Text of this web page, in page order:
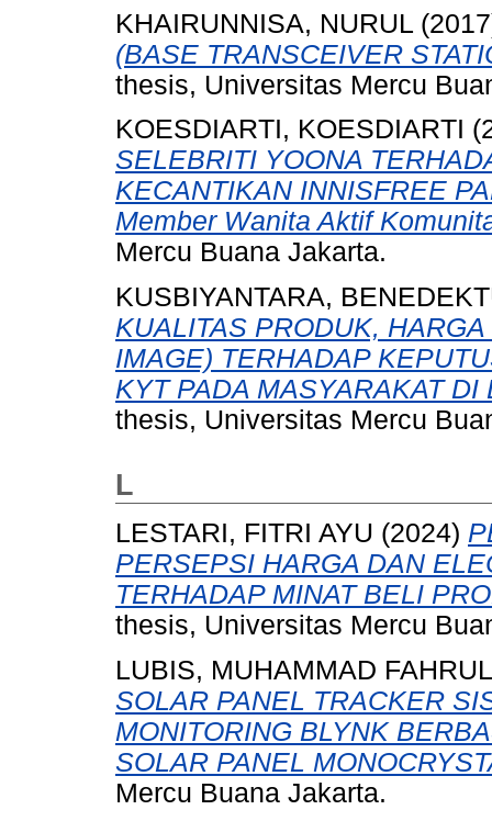
KHAIRUNNISA, NURUL
(BASE TRANSCEIVER
thesis, Universitas Mercu
KOESDIARTI, KOESDIARTI
SELEBRITI YOONA
KECANTIKAN INNISFREE
Member Wanita Aktif
Mercu Buana Jakarta.
KUSBIYANTARA,
KUALITAS PRODUK,
IMAGE) TERHADAP
KYT PADA MASYARAKAT
thesis, Universitas Mercu
L
LESTARI, FITRI AYU (2024)
PERSEPSI HARGA DAN
TERHADAP MINAT BELI
thesis, Universitas Mercu
LUBIS, MUHAMMAD
SOLAR PANEL TRACKER
MONITORING BLYNK
SOLAR PANEL
Mercu Buana Jakarta.